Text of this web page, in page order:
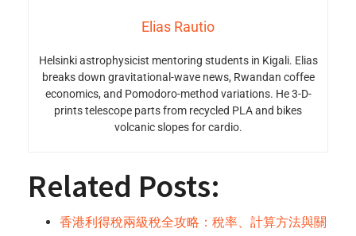
Elias Rautio
Helsinki astrophysicist mentoring students in Kigali. Elias
breaks down gravitational-wave news, Rwandan coffee
economics, and Pomodoro-method variations. He 3-D-
prints telescope parts from recycled PLA and bikes
volcanic slopes for cardio.
Related Posts:
香港利得稅兩級稅全攻略：稅率、計算方法與關